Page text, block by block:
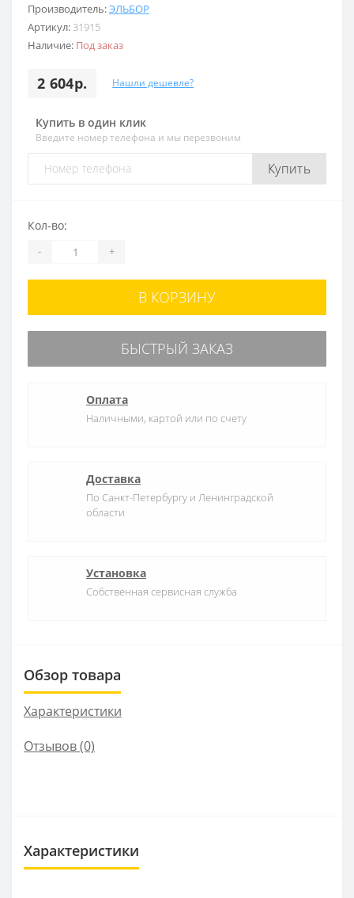
Производитель:ЭЛЬБОР
Артикул: 31915
Наличие: Под заказ
2 604р. Нашли дешевле?
Купить в один клик
Введите номер телефона и мы перезвоним
Купить
Кол-во:
- +
В КОРЗИНУ
БЫСТРЫЙ ЗАКАЗ
Оплата
Наличными, картой или по счету
Доставка
По Санкт-Петербургу и Ленинградской
области
Установка
Собственная сервисная служба
Обзор товара
Характеристики
Отзывов (0)
Характеристики